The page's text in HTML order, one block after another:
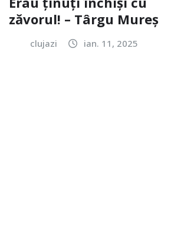
zăvorul! – Târgu Mureș
clujazi ian. 11, 2025